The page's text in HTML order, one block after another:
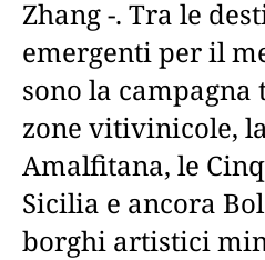
Zhang -. Tra le
emergenti per il
sono la campagna
zone vitivinicole,
Amalfitana, le
Sicilia e ancora
borghi artistici